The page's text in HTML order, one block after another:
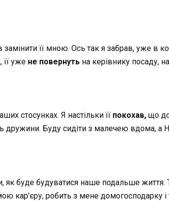
її мною. Ось так я забрав, уже в
її уже не повернуть на керівнику посаду,
стосунках. Я настільки її покохав, що
дружини. Буду сидіти з малечею вдома, а
як буде будуватися наше подальше життя.
кар’єру, робить з мене домогосподарку і